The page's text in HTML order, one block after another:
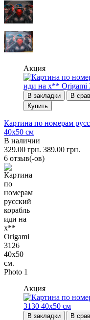
Акция
В закладки
В
Купить
Картина по номерам
40x50 см
В наличии
329.00 грн. 389.00 грн.
6 отзыв(-ов)
Акция
В закладки
В